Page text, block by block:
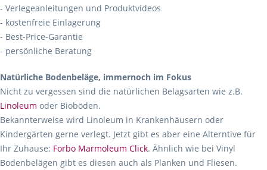
- Verlegeanleitungen und Produktvideos
- kostenfreie Einlagerung
- Best-Price-Garantie
- persönliche Beratung
Natürliche Bodenbeläge, immernoch im Fokus
Nicht zu vergessen sind die natürlichen Belagsarten wie z.B.
Linoleum oder Bioböden.
Bekannterweise wird Linoleum in Krankenhäusern oder
Kindergärten gerne verlegt. Jetzt gibt es aber eine Alterntive für
Ihr Zuhause: Forbo Marmoleum Click. Ähnlich wie bei Vinyl
Bodenbelägen gibt es diesen auch als Planken und Fliesen.